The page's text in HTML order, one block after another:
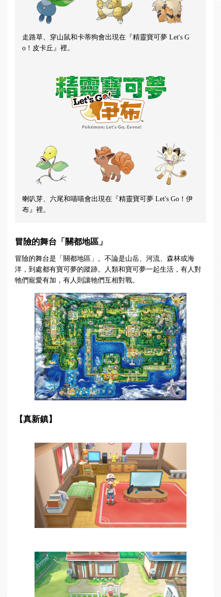
走路草、穿山鼠和卡蒂狗會出現在『精靈寶可夢 Let's G
o！皮卡丘』裡。
喇叭芽、六尾和喵喵會出現在『精靈寶可夢 Let's Go！伊
布』裡。
冒險的舞台「關都地區」
冒險的舞台是「關都地區」。不論是山岳、河流、森林或海
洋，到處都有寶可夢的蹤跡。人類和寶可夢一起生活，有人對
牠們寵愛有加，有人則讓牠們互相對戰。
【真新鎮】